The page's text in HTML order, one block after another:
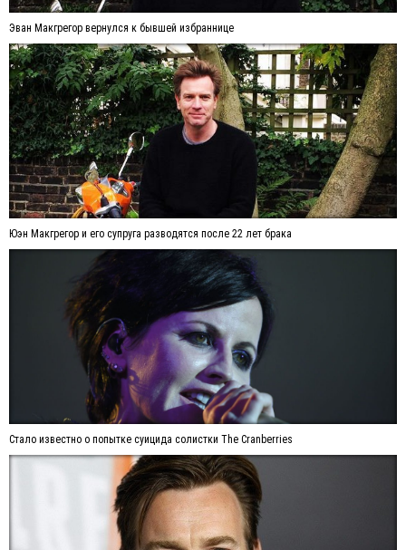
Эван Макгрегор вернулся к бывшей избраннице
Юэн Макгрегор и его супруга разводятся после 22 лет брака
Стало известно о попытке суицида солистки The Cranberries